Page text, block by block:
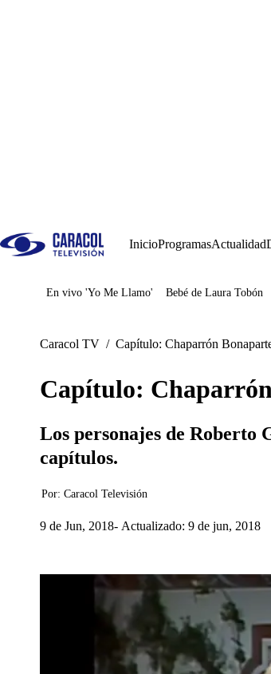
InicioProgramasActualidad
Juegos
En vivo 'Yo Me Llamo' Bebé de Laura Tobón
Caracol TV / Capítulo: Chaparrón
Capítulo: Chaparrón
Los personajes de Roberto
capítulos.
Por: Caracol Televisión
9 de Jun, 2018 Actualizado: 9 de jun, 2018